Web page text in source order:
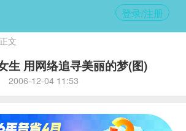
登录/注册
文
生 用网络追寻美丽的梦(图)
2006-12-04 11:53